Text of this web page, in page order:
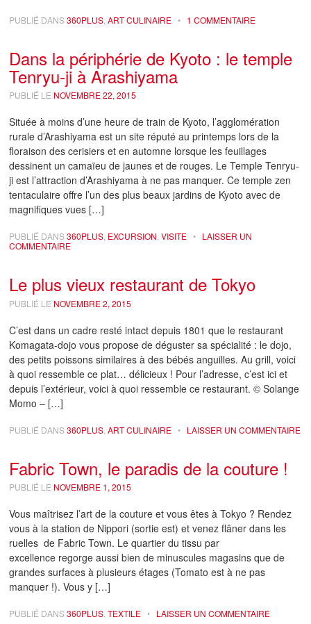
PUBLIÉ DANS360PLUS ,ART CULINAIRE • 1 COMMENTAIRE
Dans la périphérie de Kyoto : le temple
Tenryu-ji à Arashiyama
PUBLIÉ LE NOVEMBRE 22, 2015
Située à moins d’une heure de train de Kyoto, l’agglomération
rurale d’Arashiyama est un site réputé au printemps lors de la
floraison des cerisiers et en automne lorsque les feuillages
dessinent un camaïeu de jaunes et de rouges. Le Temple Tenryu-
ji est l’attraction d’Arashiyama à ne pas manquer. Ce temple zen
tentaculaire offre l’un des plus beaux jardins de Kyoto avec de
magnifiques vues […]
PUBLIÉ DANS360PLUS, EXCURSION,VISITE • LAISSER UN
COMMENTAIRE
Le plus vieux restaurant de Tokyo
PUBLIÉ LE NOVEMBRE 2, 2015
C’est dans un cadre resté intact depuis 1801 que le restaurant
Komagata-dojo vous propose de déguster sa spécialité : le dojo,
des petits poissons similaires à des bébés anguilles. Au grill, voici
à quoi ressemble ce plat… délicieux ! Pour l’adresse, c’est ici et
depuis l’extérieur, voici à quoi ressemble ce restaurant. © Solange
Momo – […]
PUBLIÉ DANS360PLUS ,ART CULINAIRE • LAISSER UN COMMENTAIRE
Fabric Town, le paradis de la couture !
PUBLIÉ LE NOVEMBRE 1, 2015
Vous maîtrisez l’art de la couture et vous êtes à Tokyo ? Rendez
vous à la station de Nippori (sortie est) et venez flâner dans les
ruelles de Fabric Town. Le quartier du tissu par
excellence regorge aussi bien de minuscules magasins que de
grandes surfaces à plusieurs étages (Tomato est à ne pas
manquer !). Vous y […]
PUBLIÉ DANS360PLUS ,TEXTILE • LAISSER UN COMMENTAIRE